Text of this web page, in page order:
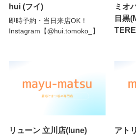
hui (フイ)
即時予約・当日来店OK！
Instagram【@hui.tomoko_】
ミオ
目黒
リューン 立川店(lune)
アト